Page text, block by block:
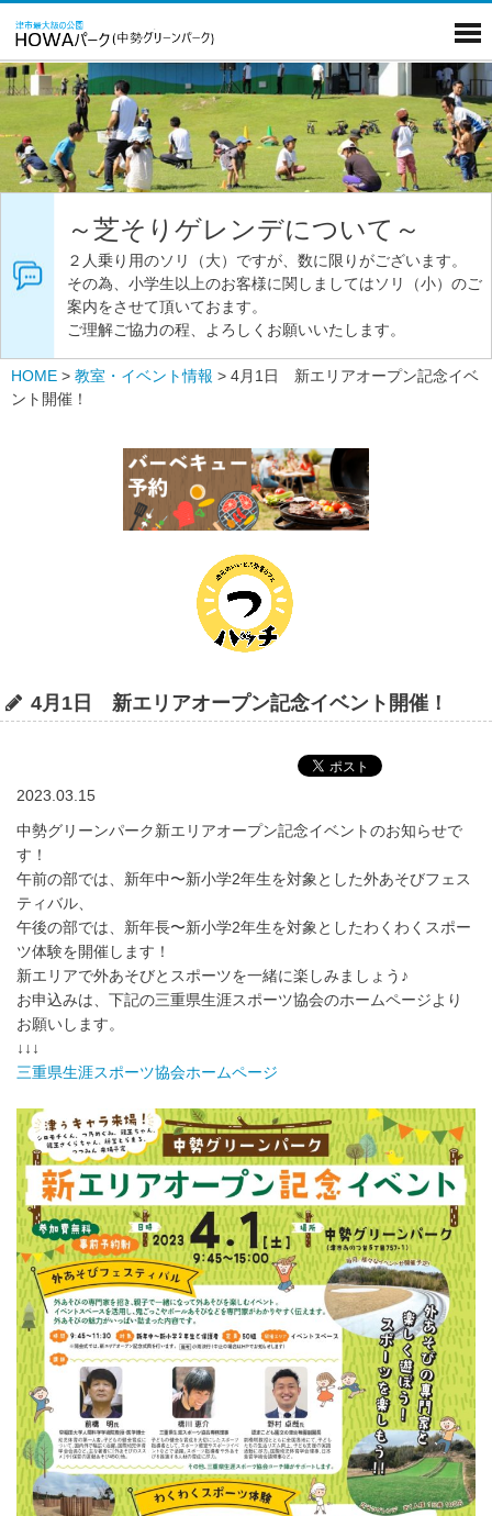
～芝そりゲレンデについて～
２人乗り用のソリ（大）ですが、数に限りがございます。
その為、小学生以上のお客様に関しましてはソリ（小）のご
案内をさせて頂いておます。
ご理解ご協力の程、よろしくお願いいたします。
HOME > 教室・イベント情報 > 4月1日 新エリアオープン記念イベ
ント開催！
4月1日 新エリアオープン記念イベント開催！
2023.03.15
中勢グリーンパーク新エリアオープン記念イベントのお知らせで
す！
午前の部では、新年中〜新小学2年生を対象とした外あそびフェス
ティバル、
午後の部では、新年長〜新小学2年生を対象としたわくわくスポー
ツ体験を開催します！
新エリアで外あそびとスポーツを一緒に楽しみましょう♪
お申込みは、下記の三重県生涯スポーツ協会のホームページより
お願いします。
↓↓↓
三重県生涯スポーツ協会ホームページ